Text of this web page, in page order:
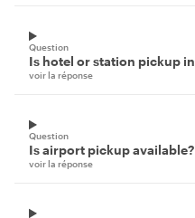
Question
Is hotel or station pickup
voir la réponse
Question
Is airport pickup available?
voir la réponse